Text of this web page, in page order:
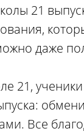
21
даже
21,
Все